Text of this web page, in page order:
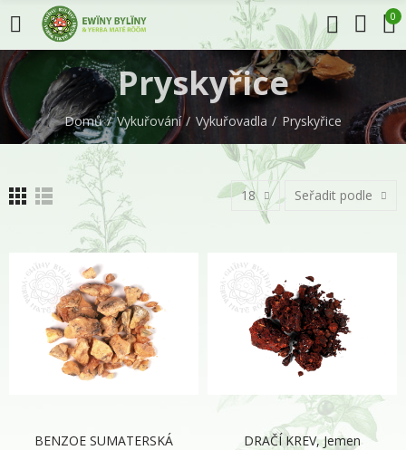
0
Pryskyřice
Domů Vykuřování Vykuřovadla Pryskyřice
18 Seřadit podle
BENZOE SUMATERSKÁ
DRAČÍ KREV, Jemen